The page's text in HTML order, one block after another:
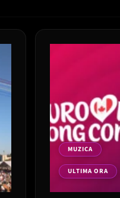
MUZICA
ULTIMA ORA